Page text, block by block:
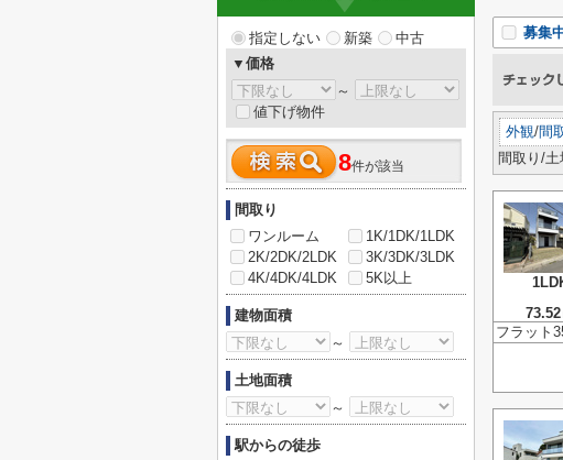
募集
外観/間
間取り/
73.52
フラット
指定しない 新築
中古
▼価格
～
値下げ物件
8件が該当
間取り
ワンルーム
1K/1DK/1LDK
2K/2DK/2LDK
3K/3DK/3LDK
4K/4DK/4LDK
5K以上
建物面積
～
土地面積
～
駅からの徒歩